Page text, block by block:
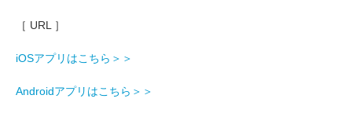
［ URL ］
iOSアプリはこちら＞＞
Androidアプリはこちら＞＞